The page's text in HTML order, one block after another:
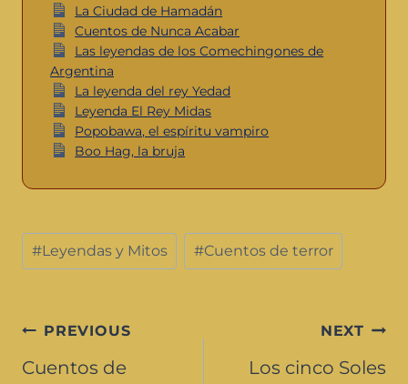
La Ciudad de Hamadán
Cuentos de Nunca Acabar
Las leyendas de los Comechingones de
Argentina
La leyenda del rey Yedad
Leyenda El Rey Midas
Popobawa, el espíritu vampiro
Boo Hag, la bruja
#Leyendas y Mitos #Cuentos de terror
PREVIOUS
Cuentos de
NEXT
Los cinco Soles